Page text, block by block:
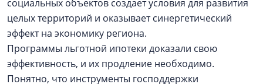
социальных объектов создает условия для развития
целых территорий и оказывает синергетический
эффект на экономику региона.
Программы льготной ипотеки доказали свою
эффективность, и их продление необходимо.
Понятно, что инструменты господдержки